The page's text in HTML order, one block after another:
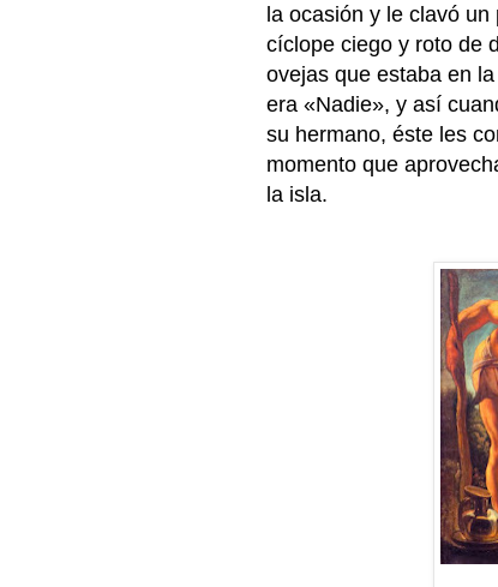
la ocasión y le clavó
cíclope ciego y roto de
ovejas que estaba en
era «Nadie», y así
su hermano, éste les
momento que
la isla.